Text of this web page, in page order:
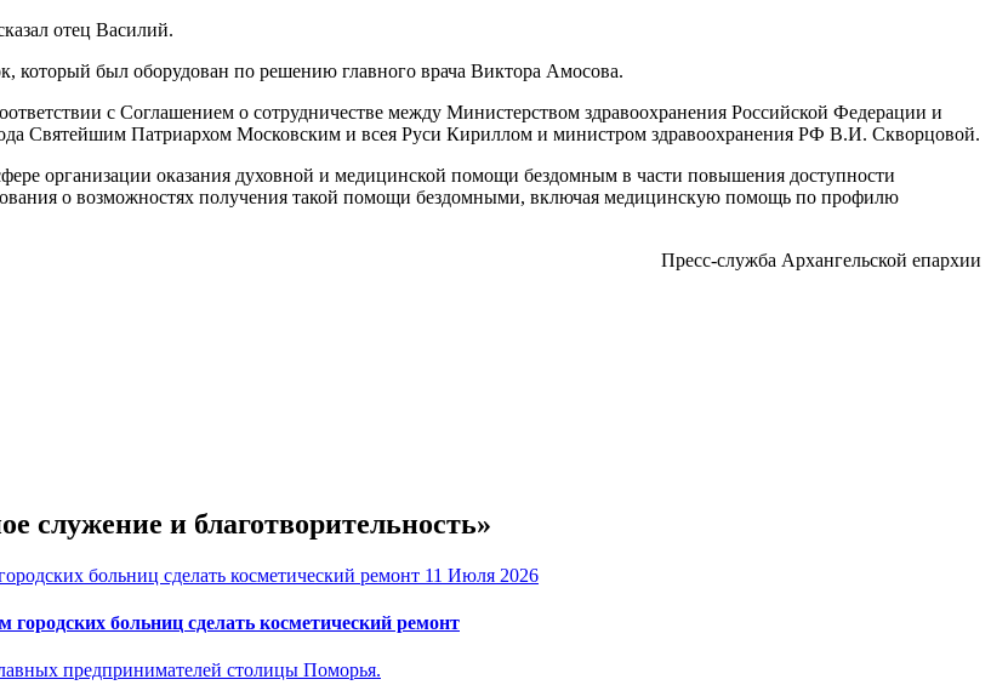
отец Василий.
который был оборудован по решению главного врача Виктора Амосова.
с Соглашением о сотрудничестве между Министерством здравоохранения Российской Федерации и
Святейшим Патриархом Московским и всея Руси Кириллом и министром здравоохранения РФ В.И. Скворцовой.
организации оказания духовной и медицинской помощи бездомным в части повышения доступности
о возможностях получения такой помощи бездомными, включая медицинскую помощь по профилю
Пресс-служба Архангельской епархии
служение и благотворительность»
11 Июля 2026
больниц сделать косметический ремонт
предпринимателей столицы Поморья.